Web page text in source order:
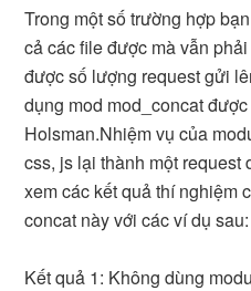
Trong một số trường hợp
cả các file được mà vẫn
được số lượng request gửi
dụng mod mod_concat
Holsman.Nhiệm vụ của
css, js lại thành một request
xem các kết quả thí nghiệm
concat này với các ví dụ sau:
Kết quả 1: Không dùng